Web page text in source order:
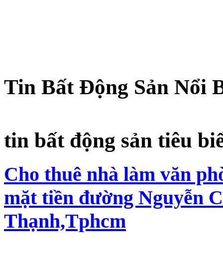
Tin Bất Động Sản Nổi
tin bất động sản tiêu
Cho thuê nhà làm văn
mặt tiền đường Nguyễn
Thạnh,Tphcm